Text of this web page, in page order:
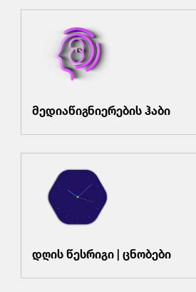
მედიაწიგნიერების ჰაბი
დღის წესრიგი | ცნობები